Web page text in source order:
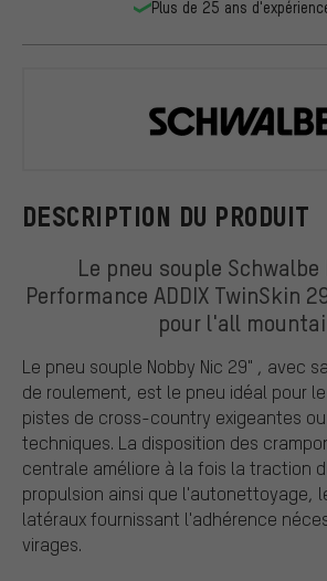
DESCRIPTION DU PRODUIT
Le pneu souple Schwalbe
Performance ADDIX TwinSkin
pour l'all
Le pneu souple Nobby Nic 29" , avec
de roulement, est le pneu idéal pour
pistes de cross-country exigeantes
techniques. La disposition des
centrale améliore à la fois la traction
propulsion ainsi que l'autonettoyage,
latéraux fournissant l'adhérence
virages.
Plus de 25 ans